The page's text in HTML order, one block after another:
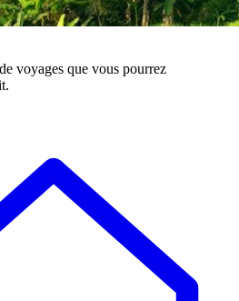
voyages que vous pourrez